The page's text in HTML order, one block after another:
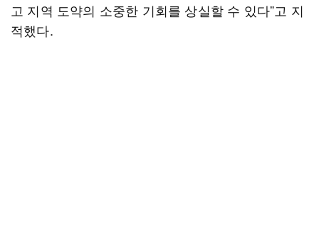
고 지역 도약의 소중한 기회를 상실할 수 있다”고 지
적했다.